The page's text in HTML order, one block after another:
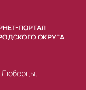
ПОРТАЛ
ОКРУГА
Люберцы,